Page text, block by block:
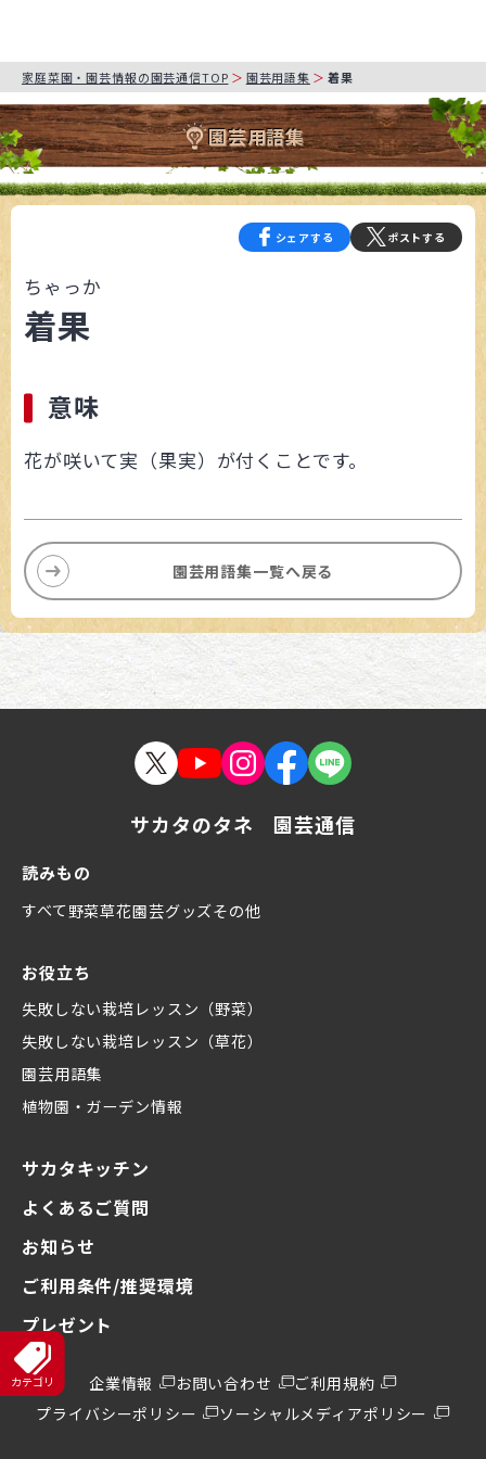
家庭菜園・園芸情報の園芸通信TOP 園芸用語集 着果
園芸用語集
シェアする ポストする
ちゃっか
着果
意味
花が咲いて実（果実）が付くことです。
園芸用語集一覧へ戻る
サカタのタネ 園芸通信
読みもの
すべて野菜草花園芸グッズその他
お役立ち
失敗しない栽培レッスン（野菜）
失敗しない栽培レッスン（草花）
園芸用語集
植物園・ガーデン情報
サカタキッチン
よくあるご質問
お知らせ
ご利用条件/推奨環境
プレゼント
企業情報 お問い合わせ
ご利用規約
プライバシーポリシー
ソーシャルメディアポリシー